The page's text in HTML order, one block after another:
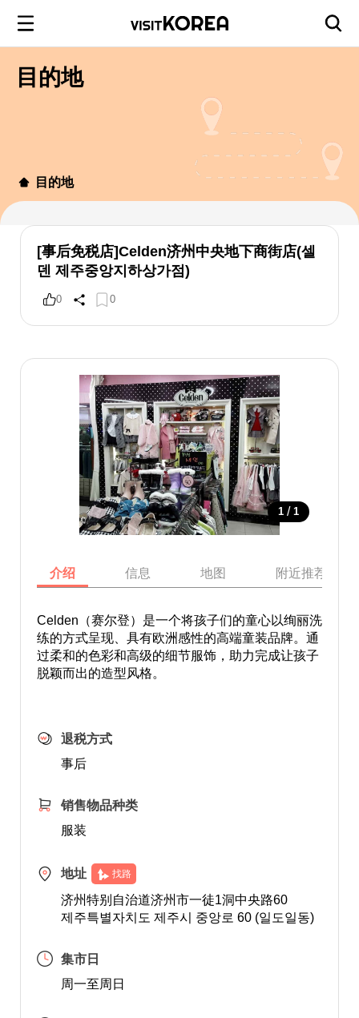
目的地
目的地
[事后免税店]Celden济州中央地下商街店(셀
덴 제주중앙지하상가점)
0 0
1 / 1
介绍 信息 地图 附近推荐景点
Celden（赛尔登）是一个将孩子们的童心以绚丽洗
练的方式呈现、具有欧洲感性的高端童装品牌。通
过柔和的色彩和高级的细节服饰，助力完成让孩子
脱颖而出的造型风格。
退税方式
事后
销售物品种类
服装
地址 找路
济州特别自治道济州市一徒1洞中央路60
제주특별자치도 제주시 중앙로 60 (일도일동)
集市日
周一至周日